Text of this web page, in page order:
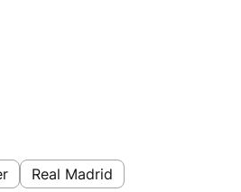
Real Madrid